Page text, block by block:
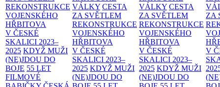
REKONSTRUKCE
VOJENSKÉHO
HŘBITOVA
V ČESKÉ
SKALICI 2023–
2025 KDYŽ MUŽI
(NE)JDOU DO
BOJE 55 LET
FILMOVÉ
VÁLKY CESTA
ZA SVĚTLEM
REKONSTRUKCE
VOJENSKÉHO
HŘBITOVA
V ČESKÉ
SKALICI 2023–
2025 KDYŽ MUŽI
(NE)JDOU DO
VÁLKY CESTA
ZA SVĚTLEM
REKONSTRUKCE
VOJENSKÉHO
HŘBITOVA
V ČESKÉ
SKALICI 2023–
2025 KDYŽ MUŽI
(NE)JDOU DO
ZA
V